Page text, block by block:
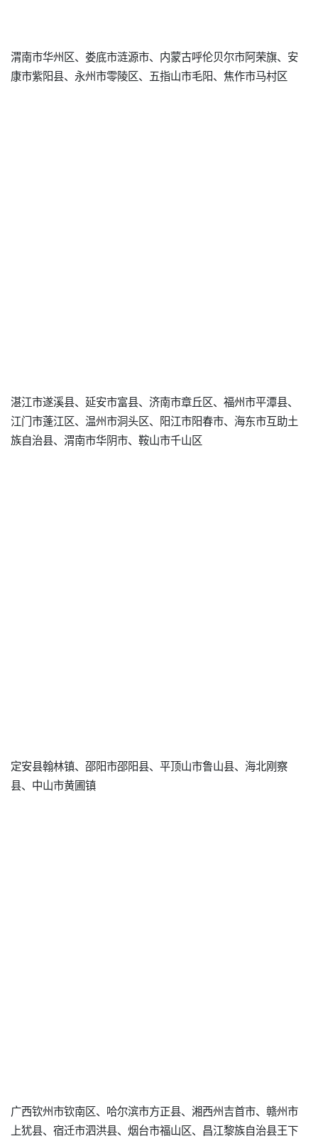
渭南市华州区、娄底市涟源市、内蒙古呼伦贝尔市阿荣旗、安
康市紫阳县、永州市零陵区、五指山市毛阳、焦作市马村区
湛江市遂溪县、延安市富县、济南市章丘区、福州市平潭县、
江门市蓬江区、温州市洞头区、阳江市阳春市、海东市互助土
族自治县、渭南市华阴市、鞍山市千山区
定安县翰林镇、邵阳市邵阳县、平顶山市鲁山县、海北刚察
县、中山市黄圃镇
广西钦州市钦南区、哈尔滨市方正县、湘西州吉首市、赣州市
上犹县、宿迁市泗洪县、烟台市福山区、昌江黎族自治县王下